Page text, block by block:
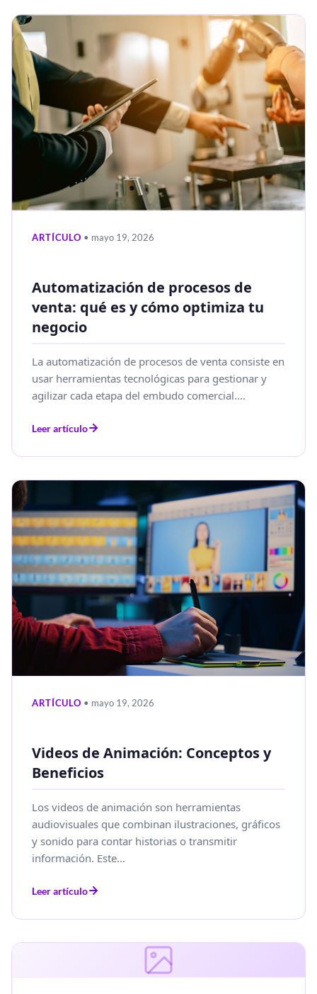
ARTÍCULO • mayo 19, 2026
Automatización de procesos de
venta: qué es y cómo optimiza tu
negocio
La automatización de procesos de venta consiste en
usar herramientas tecnológicas para gestionar y
agilizar cada etapa del embudo comercial....
Leer artículo
ARTÍCULO • mayo 19, 2026
Videos de Animación: Conceptos y
Beneficios
Los videos de animación son herramientas
audiovisuales que combinan ilustraciones, gráficos
y sonido para contar historias o transmitir
información. Este...
Leer artículo